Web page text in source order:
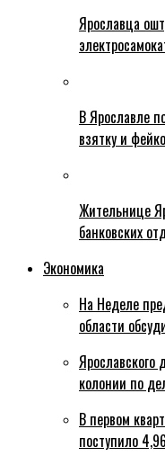
Ярославца
В Ярославле
взятку и
Жительнице
банковских
Экономика
На Неделе
области
Ярославского
колонии по
В первом
поступило